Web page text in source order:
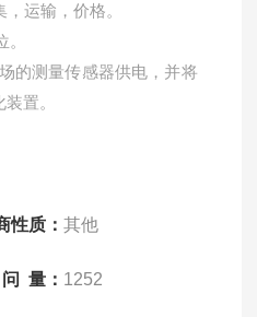
运输，价格。
的测量传感器供电，并将
置。
性质：其他
量： 1252